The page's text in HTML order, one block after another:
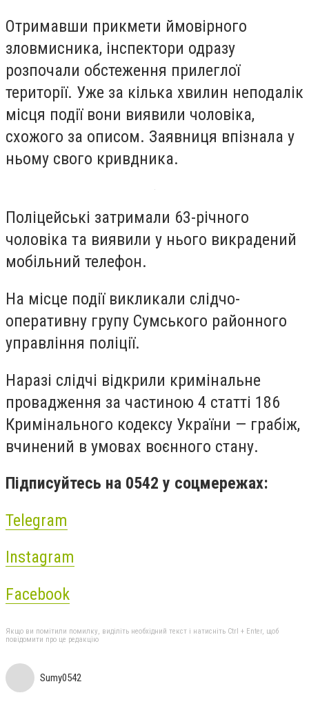
Отримавши прикмети ймовірного
зловмисника, інспектори одразу
розпочали обстеження прилеглої
території. Уже за кілька хвилин неподалік
місця події вони виявили чоловіка,
схожого за описом. Заявниця впізнала у
ньому свого кривдника.
Поліцейські затримали 63-річного
чоловіка та виявили у нього викрадений
мобільний телефон.
На місце події викликали слідчо-
оперативну групу Сумського районного
управління поліції.
Наразі слідчі відкрили кримінальне
провадження за частиною 4 статті 186
Кримінального кодексу України — грабіж,
вчинений в умовах воєнного стану.
Підписуйтесь на 0542 у соцмережах:
Telegram
Instagram
Facebook
Якщо ви помітили помилку, виділіть необхідний текст і натисніть Ctrl + Enter, щоб
повідомити про це редакцію
Sumy0542